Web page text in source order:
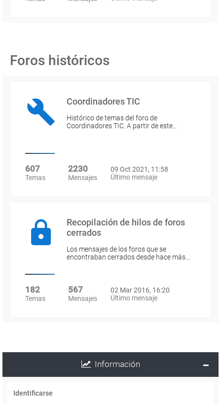
Foros históricos
Coordinadores TIC
Histórico de temas del foro de
Coordinadores TIC. A partir de este…
607
Temas
2230
Mensajes
09 Oct 2021, 11:58
Último mensaje
Recopilación de hilos de foros
cerrados
Los mensajes de los foros que se
encontraban cerrados desde hace más…
182
Temas
567
Mensajes
02 Mar 2016, 16:20
Último mensaje
Información
Identificarse